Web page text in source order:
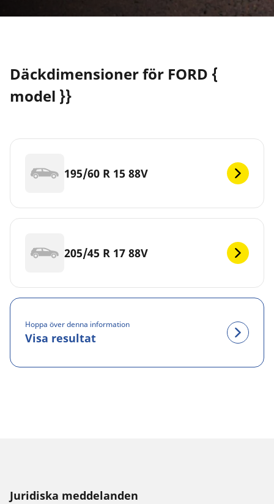
Däckdimensioner för FORD {
model }}
195/60 R 15 88V
205/45 R 17 88V
Hoppa över denna information
Visa resultat
Juridiska meddelanden